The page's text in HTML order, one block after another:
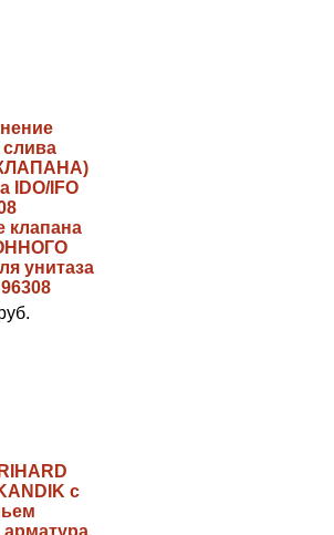
клапана
унитаза
96308